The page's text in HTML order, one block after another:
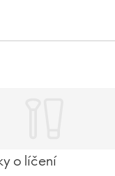
rokoch
celkom to isté. Ak
si môcť
rutinu.
o líčení